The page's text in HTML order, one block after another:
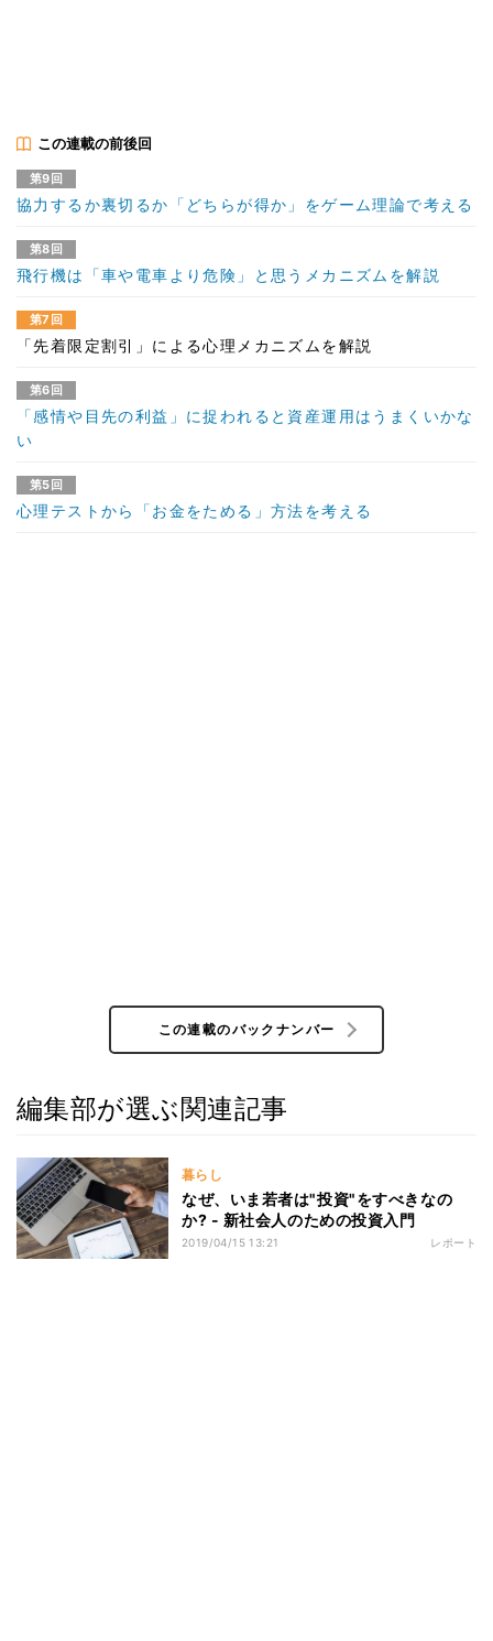
この連載の前後回
第9回
協力するか裏切るか「どちらが得か」をゲーム理論で考える
第8回
飛行機は「車や電車より危険」と思うメカニズムを解説
第7回
「先着限定割引」による心理メカニズムを解説
第6回
「感情や目先の利益」に捉われると資産運用はうまくいかな
い
第5回
心理テストから「お金をためる」方法を考える
この連載のバックナンバー
編集部が選ぶ関連記事
暮らし
なぜ、いま若者は"投資"をすべきなの
か? - 新社会人のための投資入門
2019/04/15 13:21 レポート